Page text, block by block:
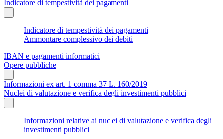
Indicatore di tempestività dei pagamenti
Indicatore di tempestività dei pagamenti
Ammontare complessivo dei debiti
IBAN e pagamenti informatici
Opere pubbliche
Informazioni ex art. 1 comma 37 L. 160/2019
Nuclei di valutazione e verifica degli investimenti pubblici
Informazioni relative ai nuclei di valutazione e verifica degli
investimenti pubblici